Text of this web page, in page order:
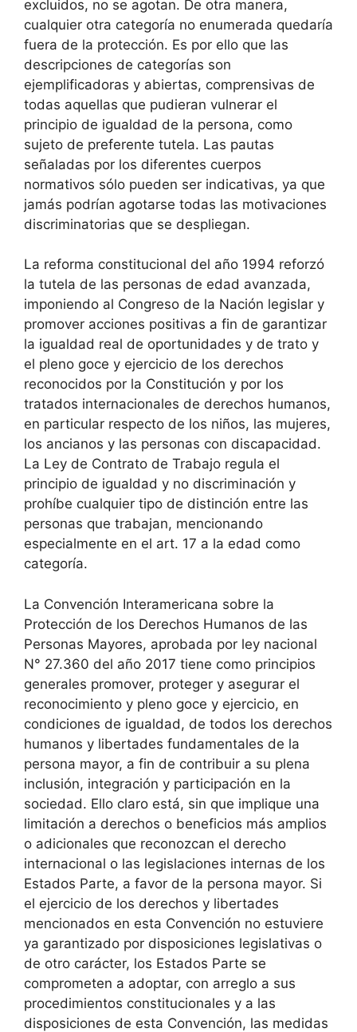
excluidos, no se agotan. De otra manera,
cualquier otra categoría no enumerada quedaría
fuera de la protección. Es por ello que las
descripciones de categorías son
ejemplificadoras y abiertas, comprensivas de
todas aquellas que pudieran vulnerar el
principio de igualdad de la persona, como
sujeto de preferente tutela. Las pautas
señaladas por los diferentes cuerpos
normativos sólo pueden ser indicativas, ya que
jamás podrían agotarse todas las motivaciones
discriminatorias que se despliegan.
La reforma constitucional del año 1994 reforzó
la tutela de las personas de edad avanzada,
imponiendo al Congreso de la Nación legislar y
promover acciones positivas a fin de garantizar
la igualdad real de oportunidades y de trato y
el pleno goce y ejercicio de los derechos
reconocidos por la Constitución y por los
tratados internacionales de derechos humanos,
en particular respecto de los niños, las mujeres,
los ancianos y las personas con discapacidad.
La Ley de Contrato de Trabajo regula el
principio de igualdad y no discriminación y
prohíbe cualquier tipo de distinción entre las
personas que trabajan, mencionando
especialmente en el art. 17 a la edad como
categoría.
La Convención Interamericana sobre la
Protección de los Derechos Humanos de las
Personas Mayores, aprobada por ley nacional
N° 27.360 del año 2017 tiene como principios
generales promover, proteger y asegurar el
reconocimiento y pleno goce y ejercicio, en
condiciones de igualdad, de todos los derechos
humanos y libertades fundamentales de la
persona mayor, a fin de contribuir a su plena
inclusión, integración y participación en la
sociedad. Ello claro está, sin que implique una
limitación a derechos o beneficios más amplios
o adicionales que reconozcan el derecho
internacional o las legislaciones internas de los
Estados Parte, a favor de la persona mayor. Si
el ejercicio de los derechos y libertades
mencionados en esta Convención no estuviere
ya garantizado por disposiciones legislativas o
de otro carácter, los Estados Parte se
comprometen a adoptar, con arreglo a sus
procedimientos constitucionales y a las
disposiciones de esta Convención, las medidas